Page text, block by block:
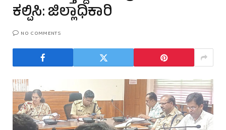
ಕಲ್ಪಿಸಿ: ಜಿಲ್ಲಾಧಿಕಾರಿ
NO COMMENTS